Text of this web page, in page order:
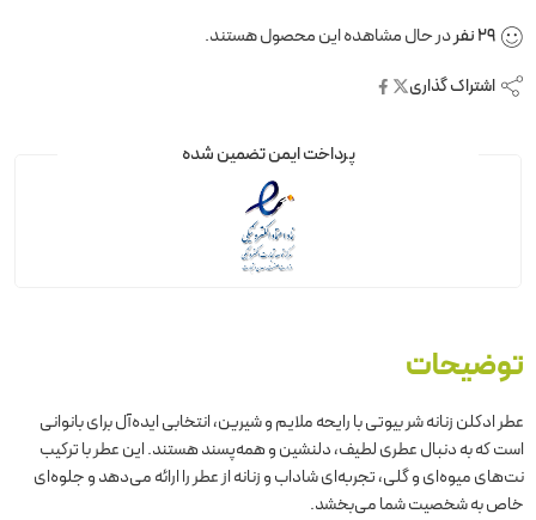
26نفردر حال مشاهده این محصول هستند.
اشتراک گذاری
پرداخت ایمن تضمین شده
توضیحات
عطر ادکلن زنانه شر بیوتی با رایحه ملایم و شیرین، انتخابی ایده‌آل برای بانوانی
است که به دنبال عطری لطیف، دلنشین و همه‌پسند هستند. این عطر با ترکیب
نت‌های میوه‌ای و گلی، تجربه‌ای شاداب و زنانه از عطر را ارائه می‌دهد و جلوه‌ای
خاص به شخصیت شما می‌بخشد.